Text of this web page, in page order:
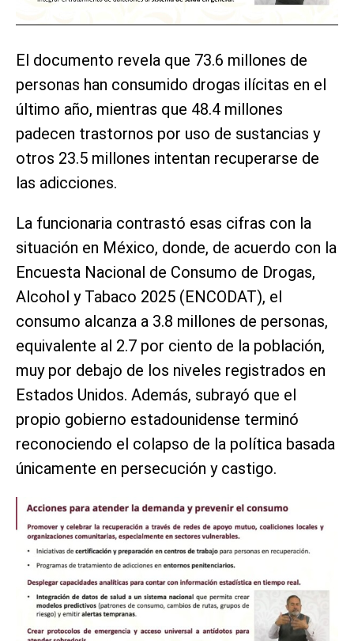
El documento revela que 73.6 millones de
personas han consumido drogas ilícitas en el
último año, mientras que 48.4 millones
padecen trastornos por uso de sustancias y
otros 23.5 millones intentan recuperarse de
las adicciones.
La funcionaria contrastó esas cifras con la
situación en México, donde, de acuerdo con la
Encuesta Nacional de Consumo de Drogas,
Alcohol y Tabaco 2025 (ENCODAT), el
consumo alcanza a 3.8 millones de personas,
equivalente al 2.7 por ciento de la población,
muy por debajo de los niveles registrados en
Estados Unidos. Además, subrayó que el
propio gobierno estadounidense terminó
reconociendo el colapso de la política basada
únicamente en persecución y castigo.